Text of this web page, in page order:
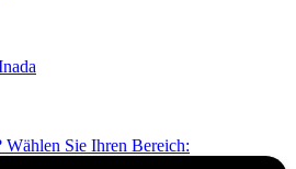
Wählen Sie Ihren Bereich: